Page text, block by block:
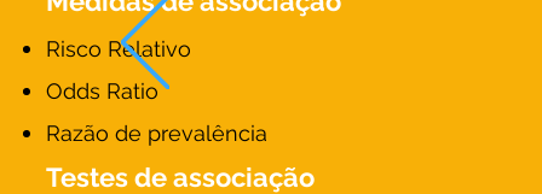
Risco Relativo
Odds Ratio
Razão de prevalência
Testes de associação